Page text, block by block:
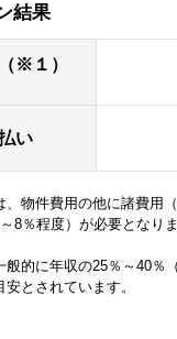
結果
※１）
い
物件費用の他に諸費用
8％程度）が必要となりま
的に年収の25％～40％
とされています。